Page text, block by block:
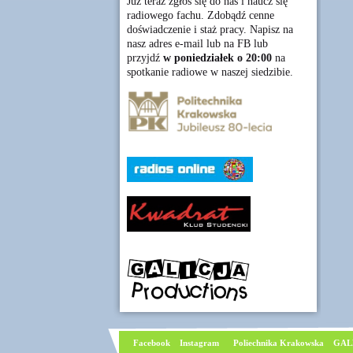
radiowego fachu. Zdobądź cenne
doświadczenie i staż pracy. Napisz na
nasz adres e-mail lub na FB lub
przyjdź w poniedziałek o 20:00na
spotkanie radiowe w naszej siedzibie.
Facebook Instagram Poliechnika Krakowska